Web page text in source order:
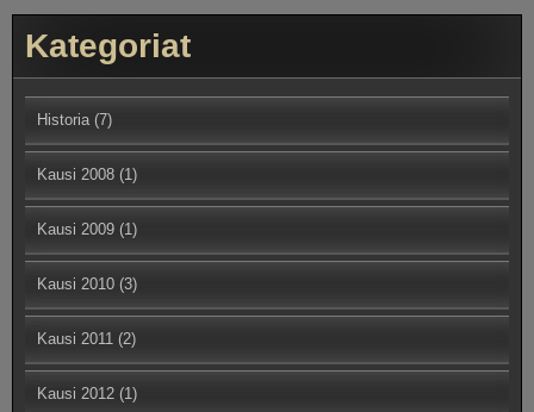
Kategoriat
Historia(7)
Kausi 2008 (1)
Kausi 2009 (1)
Kausi 2010 (3)
Kausi 2011 (2)
Kausi 2012 (1)